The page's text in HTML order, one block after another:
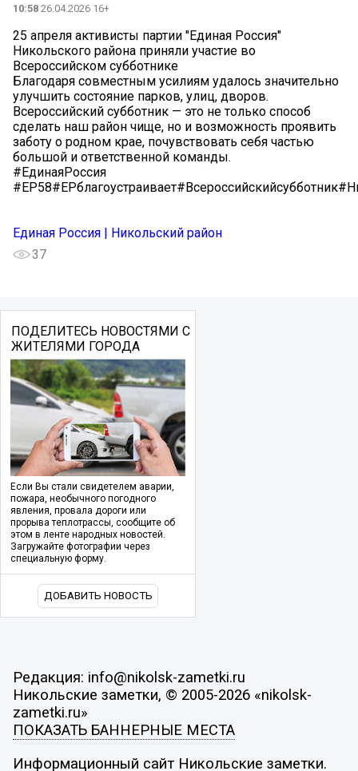
10:58 26.04.2026 16+
25 апреля активисты партии "Единая Россия"
Никольского района приняли участие во
Всероссийском субботнике
Благодаря совместным усилиям удалось значительно
улучшить состояние парков, улиц, дворов.
Всероссийский субботник — это не только способ
сделать наш район чище, но и возможность проявить
заботу о родном крае, почувствовать себя частью
большой и ответственной команды.
#ЕдинаяРоссия
Единая Россия | Никольский район
37
ПОДЕЛИТЕСЬ НОВОСТЯМИ С
ЖИТЕЛЯМИ ГОРОДА
Если Вы стали свидетелем аварии,
пожара, необычного погодного
явления, провала дороги или
прорыва теплотрассы, сообщите об
этом в ленте народных новостей.
Загружайте фотографии через
специальную форму.
ДОБАВИТЬ НОВОСТЬ
Редакция: info@nikolsk-zametki.ru
Никольские заметки, © 2005-2026 «nikolsk-
zametki.ru»
ПОКАЗАТЬ БАННЕРНЫЕ МЕСТА
Информационный сайт Никольские заметки.